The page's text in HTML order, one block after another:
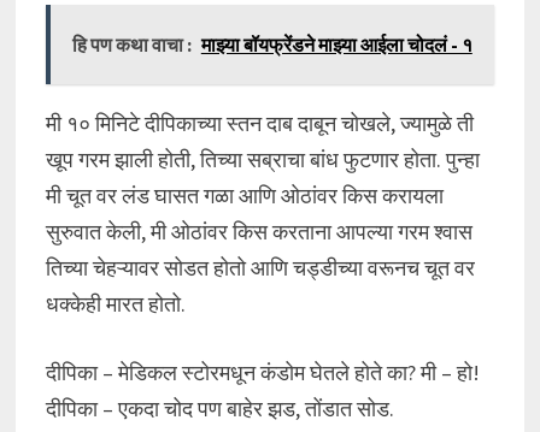
हि पण कथा वाचा : माझ्या बॉयफ्रेंडने माझ्या आईला चोदलं - १
मी १० मिनिटे दीपिकाच्या स्तन दाब दाबून चोखले, ज्यामुळे ती
खूप गरम झाली होती, तिच्या सब्राचा बांध फुटणार होता. पुन्हा
मी चूत वर लंड घासत गळा आणि ओठांवर किस करायला
सुरुवात केली, मी ओठांवर किस करताना आपल्या गरम श्वास
तिच्या चेहऱ्यावर सोडत होतो आणि चड्डीच्या वरूनच चूत वर
धक्केही मारत होतो.
दीपिका – मेडिकल स्टोरमधून कंडोम घेतले होते का? मी – हो!
दीपिका – एकदा चोद पण बाहेर झड, तोंडात सोड.